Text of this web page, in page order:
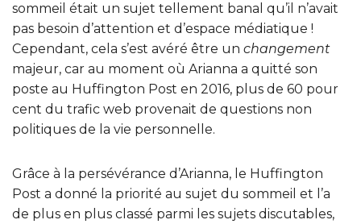
sommeil était un sujet tellement banal qu’il n’avait
pas besoin d’attention et d’espace médiatique !
Cependant, cela s’est avéré être un changement
majeur, car au moment où Arianna a quitté son
poste au Huffington Post en 2016, plus de 60 pour
cent du trafic web provenait de questions non
politiques de la vie personnelle.
Grâce à la persévérance d’Arianna, le Huffington
Post a donné la priorité au sujet du sommeil et l’a
de plus en plus classé parmi les sujets discutables,